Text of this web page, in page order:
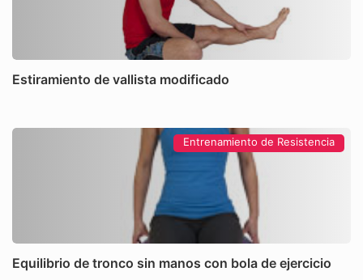
Estiramiento de vallista modificado
Entrenamiento de Resistencia
Equilibrio de tronco sin manos con bola de ejercicio